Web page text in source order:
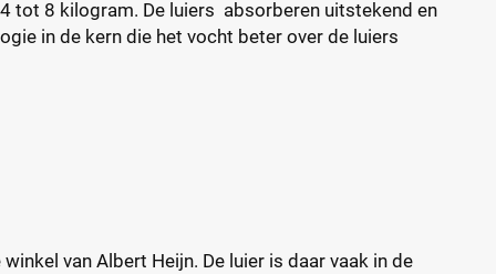
tot 8 kilogram. De luiers absorberen uitstekend en
in de kern die het vocht beter over de luiers
van Albert Heijn. De luier is daar vaak in de